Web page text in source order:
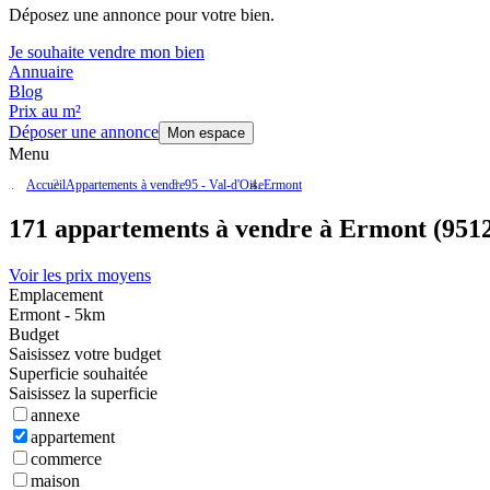
Déposez une annonce pour votre bien.
Je souhaite vendre mon bien
Annuaire
Blog
Prix au m²
Déposer une annonce
Mon espace
Menu
AccueilAppartements à vendre95 - Val-d'OiseErmont
171 appartements à vendre à Ermont
Voir les prix moyens
Emplacement
Ermont - 5km
Budget
Saisissez votre budget
Superficie souhaitée
Saisissez la superficie
annexe
appartement
commerce
maison